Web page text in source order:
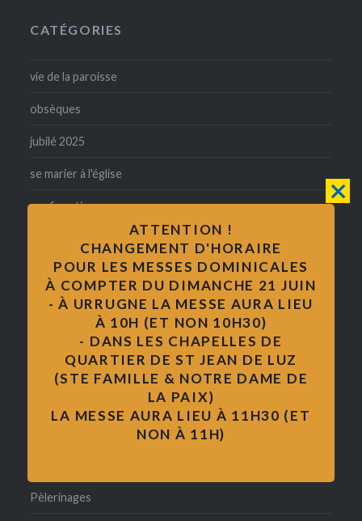
CATÉGORIES
vie de la paroisse
obsèques
jubilé 2025
se marier à l'église
confirmation
catholicité
mariage
formation des adultes
Pèlerinages
ATTENTION !
CHANGEMENT D'HORAIRE
POUR LES MESSES DOMINICALES
À COMPTER DU DIMANCHE 21 JUIN
- À URRUGNE LA MESSE AURA LIEU
À 10H (ET NON 10H30)
- DANS LES CHAPELLES DE
QUARTIER DE ST JEAN DE LUZ
(STE FAMILLE & NOTRE DAME DE
LA PAIX)
LA MESSE AURA LIEU À 11H30 (ET
NON À 11H)